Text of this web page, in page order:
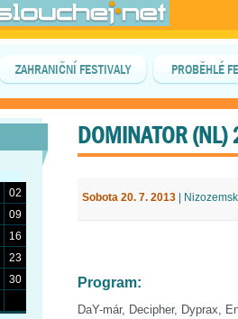
ZAHRANIČNÍ FESTIVALY PROBĚHLÉ
02
09
16
23
30
DOMINATOR
Sobota 20. 7. 2013 |
Program:
DaY-már, Decipher, Dyprax,